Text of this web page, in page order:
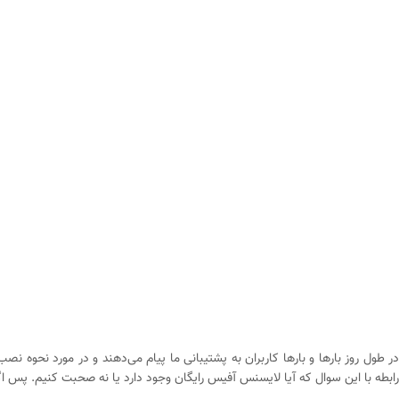
در طول روز بارها و بارها کاربران به پشتیبانی ما پیام می‌دهند و در مورد
رابطه با این سوال که آیا لایسنس آفیس رایگان وجود دارد یا نه صحبت کنیم. پس